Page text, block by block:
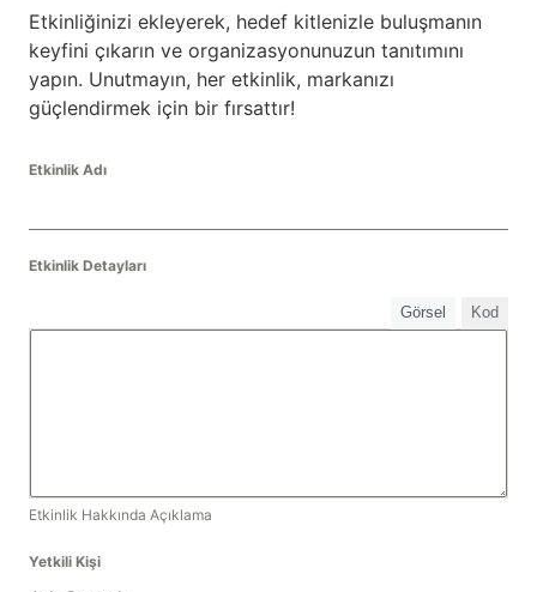
Etkinliğinizi ekleyerek, hedef kitlenizle buluşmanın
keyfini çıkarın ve organizasyonunuzun tanıtımını
yapın. Unutmayın, her etkinlik, markanızı
güçlendirmek için bir fırsattır!
Etkinlik Adı
Etkinlik Detayları
Görsel Kod
Etkinlik Hakkında Açıklama
Yetkili Kişi